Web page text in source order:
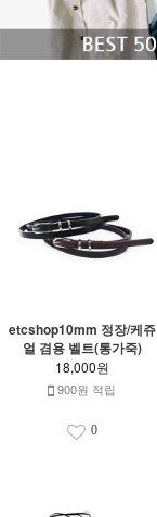
etcshop10mm 정장/케쥬
얼 겸용 벨트(통가죽)
18,000원
900원 적립
0